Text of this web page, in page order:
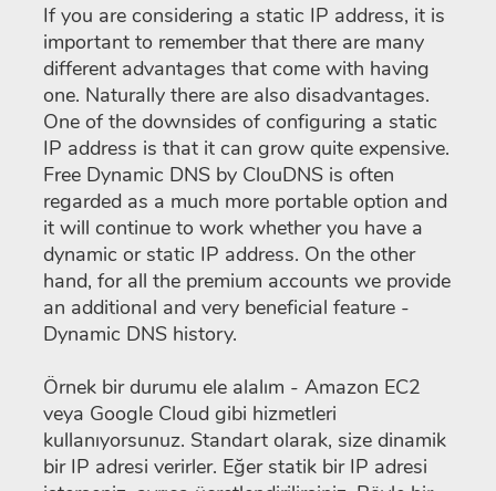
If you are considering a static IP address, it is
important to remember that there are many
different advantages that come with having
one. Naturally there are also disadvantages.
One of the downsides of configuring a static
IP address is that it can grow quite expensive.
Free Dynamic DNS by ClouDNS is often
regarded as a much more portable option and
it will continue to work whether you have a
dynamic or static IP address. On the other
hand, for all the premium accounts we provide
an additional and very beneficial feature -
Dynamic DNS history.
Örnek bir durumu ele alalım - Amazon EC2
veya Google Cloud gibi hizmetleri
kullanıyorsunuz. Standart olarak, size dinamik
bir IP adresi verirler. Eğer statik bir IP adresi